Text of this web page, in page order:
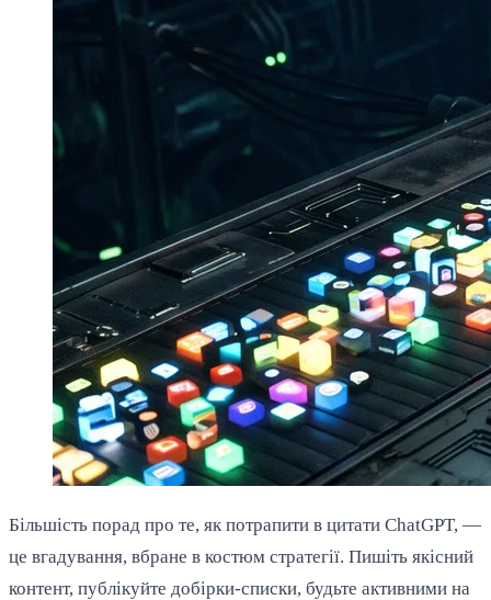
Більшість порад про те, як потрапити в цитати ChatGPT, —
це вгадування, вбране в костюм стратегії. Пишіть якісний
контент, публікуйте добірки-списки, будьте активними на